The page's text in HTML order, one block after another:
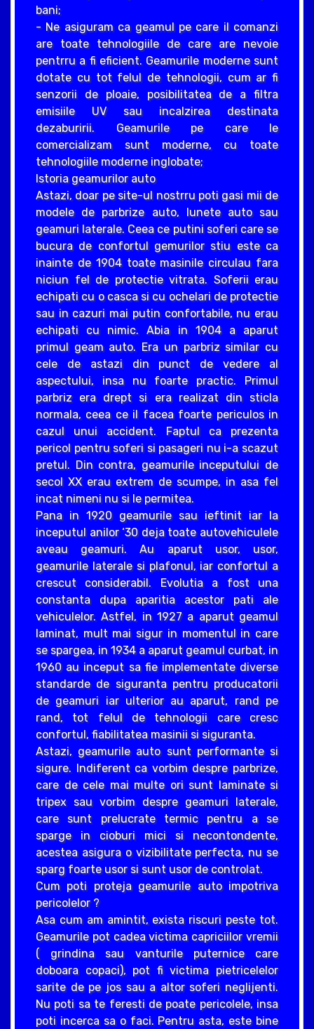
bani;
- Ne asiguram ca geamul pe care il comanzi
are toate tehnologiile de care are nevoie
pentrru a fi eficient. Geamurile moderne sunt
dotate cu tot felul de tehnologii, cum ar fi
senzorii de ploaie, posibilitatea de a filtra
emisiile UV sau incalzirea destinata
dezaburirii. Geamurile pe care le
comercializam sunt moderne, cu toate
tehnologiile moderne inglobate;
Istoria geamurilor auto
Astazi, doar pe site-ul nostrru poti gasi mii de
modele de parbrize auto, lunete auto sau
geamuri laterale. Ceea ce putini soferi care se
bucura de confortul gemurilor stiu este ca
inainte de 1904 toate masinile circulau fara
niciun fel de protectie vitrata. Soferii erau
echipati cu o casca si cu ochelari de protectie
sau in cazuri mai putin confortabile, nu erau
echipati cu nimic. Abia in 1904 a aparut
primul geam auto. Era un parbriz similar cu
cele de astazi din punct de vedere al
aspectului, insa nu foarte practic. Primul
parbriz era drept si era realizat din sticla
normala, ceea ce il facea foarte periculos in
cazul unui accident. Faptul ca prezenta
pericol pentru soferi si pasageri nu i-a scazut
pretul. Din contra, geamurile inceputului de
secol XX erau extrem de scumpe, in asa fel
incat nimeni nu si le permitea.
Pana in 1920 geamurile sau ieftinit iar la
inceputul anilor ‘30 deja toate autovehiculele
aveau geamuri. Au aparut usor, usor,
geamurile laterale si plafonul, iar confortul a
crescut considerabil. Evolutia a fost una
constanta dupa aparitia acestor pati ale
vehiculelor. Astfel, in 1927 a aparut geamul
laminat, mult mai sigur in momentul in care
se spargea, in 1934 a aparut geamul curbat, in
1960 au inceput sa fie implementate diverse
standarde de siguranta pentru producatorii
de geamuri iar ulterior au aparut, rand pe
rand, tot felul de tehnologii care cresc
confortul, fiabilitatea masinii si siguranta.
Astazi, geamurile auto sunt performante si
sigure. Indiferent ca vorbim despre parbrize,
care de cele mai multe ori sunt laminate si
tripex sau vorbim despre geamuri laterale,
care sunt prelucrate termic pentru a se
sparge in cioburi mici si necontondente,
acestea asigura o vizibilitate perfecta, nu se
sparg foarte usor si sunt usor de controlat.
Cum poti proteja geamurile auto impotriva
pericolelor ?
Asa cum am amintit, exista riscuri peste tot.
Geamurile pot cadea victima capriciilor vremii
( grindina sau vanturile puternice care
doboara copaci), pot fi victima pietricelelor
sarite de pe jos sau a altor soferi neglijenti.
Nu poti sa te feresti de poate pericolele, insa
poti incerca sa o faci. Pentru asta, este bine